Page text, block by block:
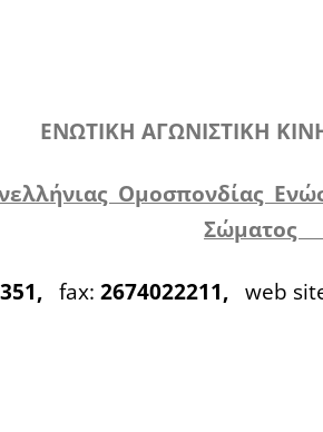
ΕΝΩΤΙΚΗ ΑΓΩΝΙΣΤΙΚΗ
Ομοσπονδίας
fax: 2674022211, web